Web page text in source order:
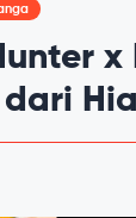
x
dari